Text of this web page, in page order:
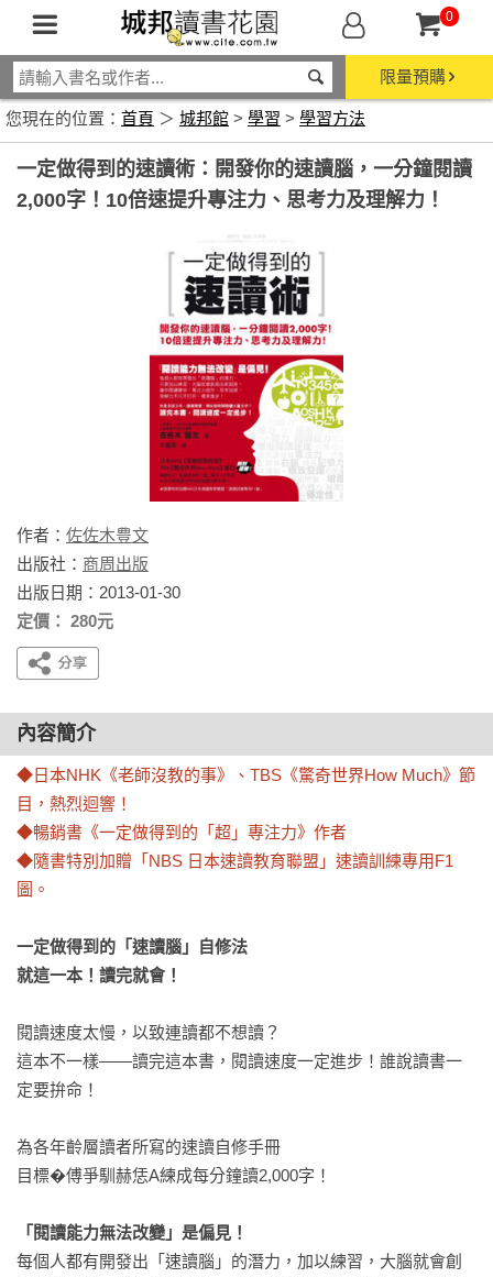
0
限量預購
您現在的位置： 首頁 ＞ 城邦館 > 學習 > 學習方法
一定做得到的速讀術：開發你的速讀腦，一分鐘閱讀
2,000字！10倍速提升專注力、思考力及理解力！
作者： 佐佐木豊文
出版社： 商周出版
出版日期：2013-01-30
定價： 280元
內容簡介
◆日本NHK《老師沒教的事》、TBS《驚奇世界How Much》節
目，熱烈迴響！
◆暢銷書《一定做得到的「超」專注力》作者
◆隨書特別加贈「NBS 日本速讀教育聯盟」速讀訓練專用F1
圖。
一定做得到的「速讀腦」自修法
就這一本！讀完就會！
閱讀速度太慢，以致連讀都不想讀？
這本不一樣——讀完這本書，閱讀速度一定進步！誰說讀書一
定要拚命！
為各年齡層讀者所寫的速讀自修手冊
目標�傅爭馴赫恁A練成每分鐘讀2,000字！
「閱讀能力無法改變」是偏見！
每個人都有開發出「速讀腦」的潛力，加以練習，大腦就會創